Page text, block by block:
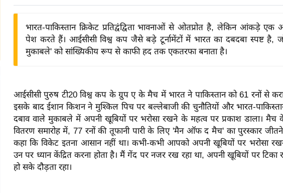
भारत-पाकिस्तान क्रिकेट प्रतिद्वंद्विता भावनाओं से ओतप्रोत है, लेकिन आंकड़े एक
पेश करते हैं। आईसीसी विश्व कप जैसे बड़े टूर्नामेंटों में भारत का दबदबा स्पष्ट है,
मुकाबले' को सांख्यिकीय रूप से काफी हद तक एकतरफा बनाता है।
आईसीसी पुरुष टी20 विश्व कप के ग्रुप ए के मैच में भारत ने पाकिस्तान को 61 रनों से
इसके बाद ईशान किशन ने मुश्किल पिच पर बल्लेबाजी की चुनौतियों और भारत-
दबाव वाले मुकाबले में अपनी खूबियों पर भरोसा रखने के महत्व पर प्रकाश डाला। मैच
वितरण समारोह में, 77 रनों की तूफानी पारी के लिए 'मैन ऑफ द मैच' का पुरस्कार
कहा कि विकेट इतना आसान नहीं था। कभी-कभी आपको अपनी खूबियों पर भरोसा
उन पर ध्यान केंद्रित करना होता है। मैं गेंद पर नजर रख रहा था, अपनी खूबियों पर टिका
हो सके दौड़ता रहा।